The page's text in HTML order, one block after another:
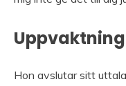
Hon avslutar sitt